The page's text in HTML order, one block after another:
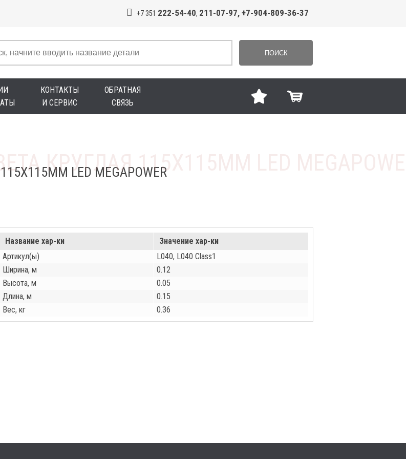
+7 351 222-54-40, 211-07-97, +7-904-809-36-37
ПОИСК
КОНТАКТЫ
И СЕРВИС
ОБРАТНАЯ
СВЯЗЬ
LED MEGAPOWER
Название хар-ки
Значение хар-ки
Артикул(ы)
L040, L040 Class1
Ширина, м
0.12
Высота, м
0.05
Длина, м
0.15
Вес, кг
0.36